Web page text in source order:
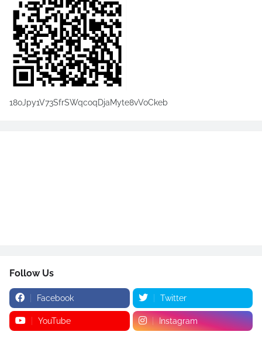
18oJpy1V73SfrSWqcoqDjaMyte8vVoCkeb
Follow Us
Facebook Twitter
YouTube Instagram